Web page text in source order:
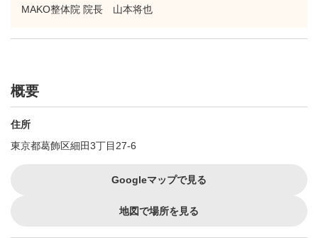
MAKO整体院 院長 山本将也
概要
住所
東京都葛飾区細田3丁目27-6
Googleマップで見る
地図で場所を見る